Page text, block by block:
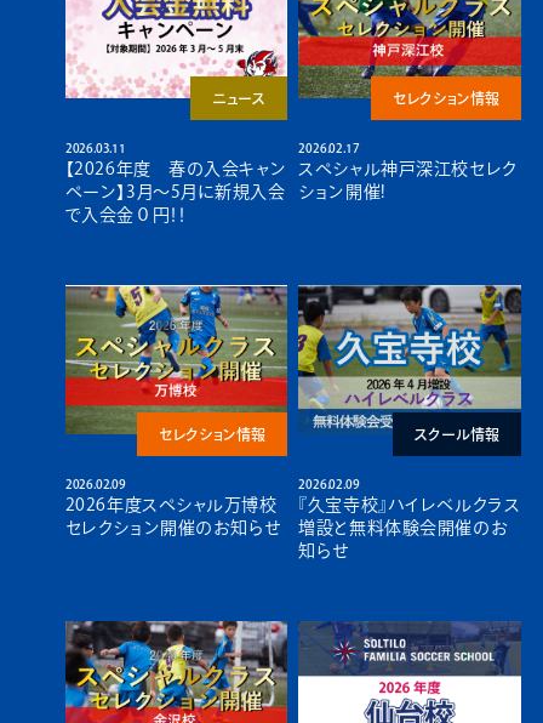
ニュース
2026.03.11
【2026年度 春の入会キャン
ペーン】3月～5月に新規入会
で入会金０円！！
セレクション情報
2026.02.17
スペシャル神戸深江校セレク
ション開催!
セレクション情報
2026.02.09
2026年度スペシャル万博校
セレクション開催のお知らせ
スクール情報
2026.02.09
『久宝寺校』ハイレベルクラス
増設と無料体験会開催のお
知らせ